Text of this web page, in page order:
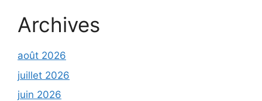
Archives
août 2026
juillet 2026
juin 2026